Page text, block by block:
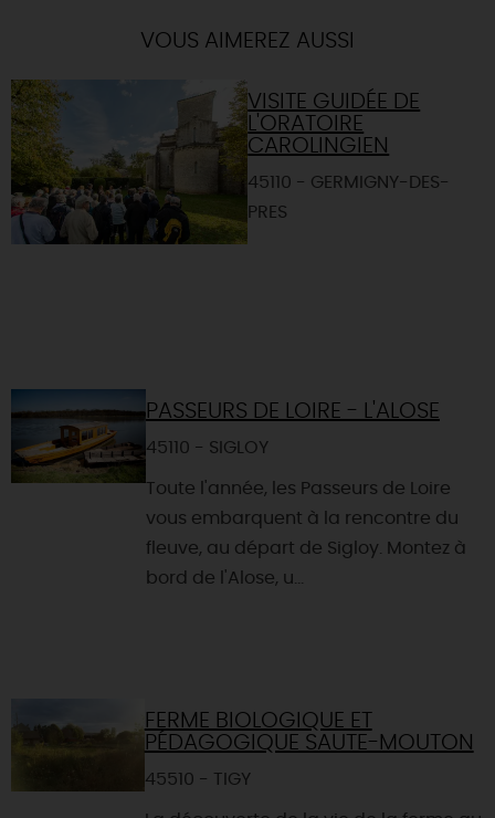
VOUS AIMEREZ AUSSI
VISITE GUIDÉE DE
L'ORATOIRE
CAROLINGIEN
45110 - GERMIGNY-DES-
PRES
PASSEURS DE LOIRE - L'ALOSE
45110 - SIGLOY
Toute l'année, les Passeurs de Loire
vous embarquent à la rencontre du
fleuve, au départ de Sigloy. Montez à
bord de l'Alose, u...
FERME BIOLOGIQUE ET
PÉDAGOGIQUE SAUTE-MOUTON
45510 - TIGY